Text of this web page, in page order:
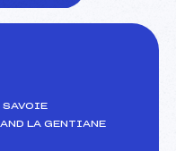
SAVOIE
LA GENTIANE